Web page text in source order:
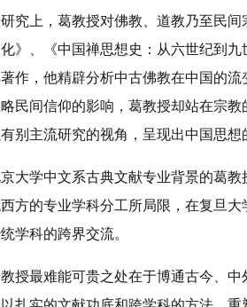
究上，葛教授对佛教、道教乃至民
》、《中国禅思想史：从六世纪到
作，他精辟分析中古佛教在中国的
民间信仰的影响，葛教授却站在宗
别主流研究的视角，呈现出中国思想
大学中文系古典文献专业背景的葛
方的专业学科分工所局限，在复旦
学科的跨界交流。
授最难能可贵之处在于博通古今、